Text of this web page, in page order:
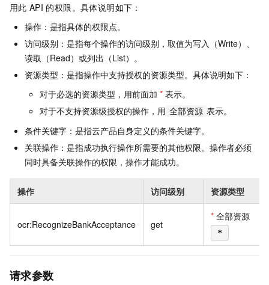
用此 API 的权限。具体说明如下：
操作：是指具体的权限点。
访问级别：是指每个操作的访问级别，取值为写入（Write）、
读取（Read）或列出（List）。
资源类型：是指操作中支持授权的资源类型。具体说明如下：
对于必选的资源类型，用前面加 * 表示。
对于不支持资源级授权的操作，用 全部资源 表示。
条件关键字：是指云产品自身定义的条件关键字。
关联操作：是指成功执行操作所需要的其他权限。操作者必须
同时具备关联操作的权限，操作才能成功。
操作 访问级别 资源类型
ocr:RecognizeBankAcceptance get
* 全部资源
*
请求参数